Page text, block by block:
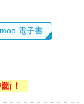
電子書
！